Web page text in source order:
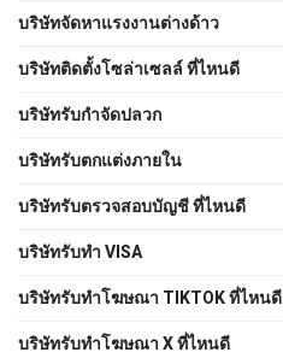
บริษัทจัดหาแรงงานต่างด้าว
บริษัทติดตั้งโซล่าเซลล์ ที่ไหนดี
บริษัทรับกำจัดปลวก
บริษัทรับตกแต่งภายใน
บริษัทรับตรวจสอบบัญชี ที่ไหนดี
บริษัทรับทำ VISA
บริษัทรับทำโฆษณา TIKTOK ที่ไหนดี
บริษัทรับทำโฆษณา X ที่ไหนดี